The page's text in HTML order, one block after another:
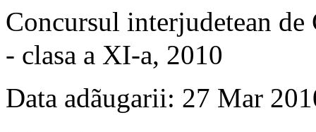
Concursul interjudetean
- clasa a XI-a, 2010
Data adãugarii: 27 Mar